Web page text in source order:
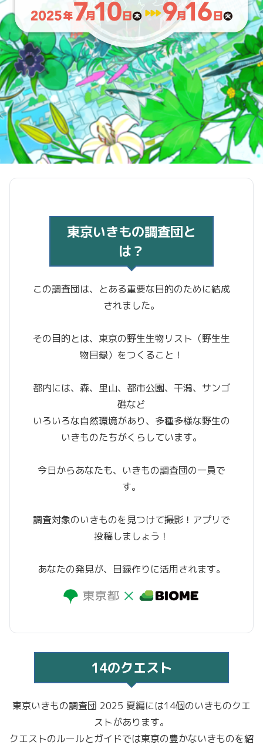
東京いきもの調査団と
は？
この調査団は、とある重要な目的のために結成
されました。
その目的とは、東京の野生生物リスト（野生生
物目録）をつくること！
都内には、森、里山、都市公園、干潟、サンゴ
礁など
いろいろな自然環境があり、多種多様な野生の
いきものたちがくらしています。
今日からあなたも、いきもの調査団の一員で
す。
調査対象のいきものを見つけて撮影！アプリで
投稿しましょう！
あなたの発見が、目録作りに活用されます。
14のクエスト
東京いきもの調査団 2025 夏編には14個のいきものクエ
ストがあります。
クエストのルールとガイドでは東京の豊かないきものを紹